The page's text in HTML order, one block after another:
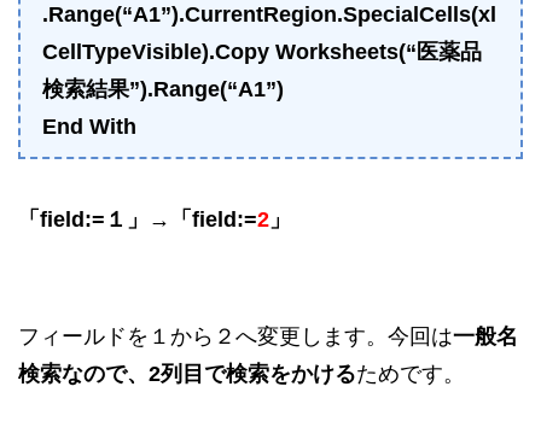
.Range(“A1”).CurrentRegion.SpecialCells(xl
CellTypeVisible).Copy Worksheets(“医薬品
検索結果”).Range(“A1”)
End With
「field:=１」→「field:=2 」
フィールドを１から２へ変更します。今回は一般名
検索なので、2列目で検索をかけるためです。